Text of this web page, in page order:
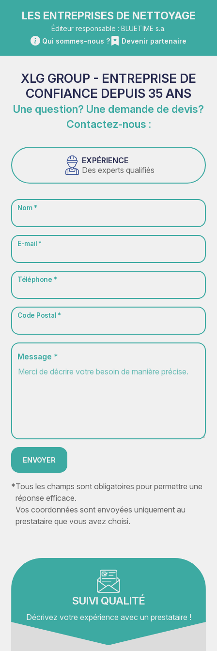
LES ENTREPRISES DE NETTOYAGE
Éditeur responsable : BLUETIME s.a.
Qui sommes-nous ?
Devenir partenaire
XLG GROUP - ENTREPRISE DE
CONFIANCE DEPUIS 35 ANS
Une question? Une demande de devis?
Contactez-nous :
EXPÉRIENCE
Des experts qualifiés
Nom *
E-mail *
Téléphone *
Code Postal *
Message *
ENVOYER
*Tous les champs sont obligatoires pour permettre une
réponse efficace.
Vos coordonnées sont envoyées uniquement au
prestataire que vous avez choisi.
SUIVI QUALITÉ
Décrivez votre expérience avec un prestataire !